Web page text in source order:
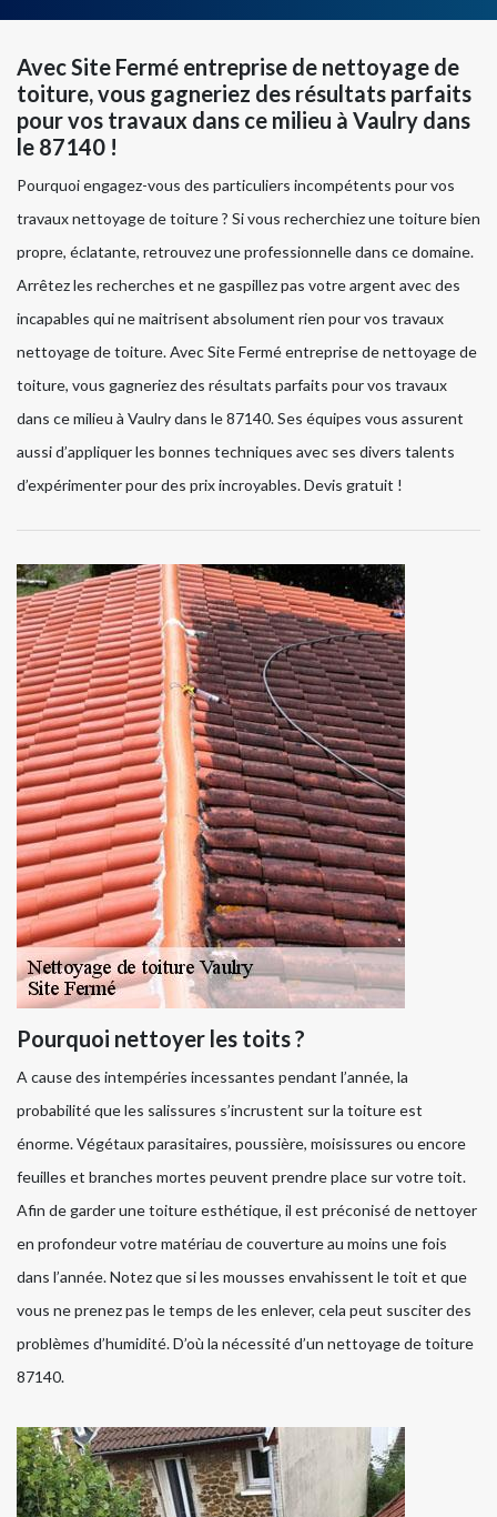
Avec Site Fermé entreprise de nettoyage de
toiture, vous gagneriez des résultats parfaits
pour vos travaux dans ce milieu à Vaulry dans
le 87140 !
Pourquoi engagez-vous des particuliers incompétents pour vos
travaux nettoyage de toiture ? Si vous recherchiez une toiture bien
propre, éclatante, retrouvez une professionnelle dans ce domaine.
Arrêtez les recherches et ne gaspillez pas votre argent avec des
incapables qui ne maitrisent absolument rien pour vos travaux
nettoyage de toiture. Avec Site Fermé entreprise de nettoyage de
toiture, vous gagneriez des résultats parfaits pour vos travaux
dans ce milieu à Vaulry dans le 87140. Ses équipes vous assurent
aussi d’appliquer les bonnes techniques avec ses divers talents
d’expérimenter pour des prix incroyables. Devis gratuit !
Pourquoi nettoyer les toits ?
A cause des intempéries incessantes pendant l’année, la
probabilité que les salissures s’incrustent sur la toiture est
énorme. Végétaux parasitaires, poussière, moisissures ou encore
feuilles et branches mortes peuvent prendre place sur votre toit.
Afin de garder une toiture esthétique, il est préconisé de nettoyer
en profondeur votre matériau de couverture au moins une fois
dans l’année. Notez que si les mousses envahissent le toit et que
vous ne prenez pas le temps de les enlever, cela peut susciter des
problèmes d’humidité. D’où la nécessité d’un nettoyage de toiture
87140.